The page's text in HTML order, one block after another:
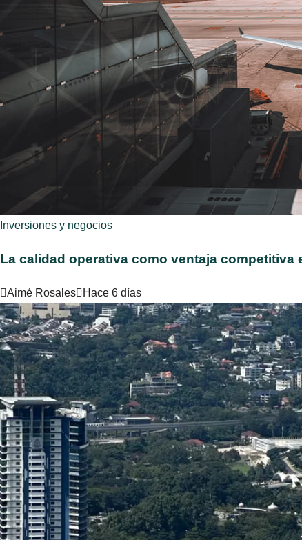
Inversiones y negocios
La calidad operativa como ventaja
Aimé Rosales Hace 6 días